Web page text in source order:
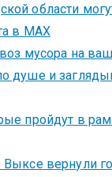
области
в MAX
мусора на
душе и
пройдут в
вернули